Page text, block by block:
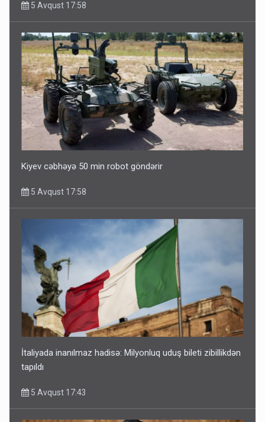
5 Avqust 17:58
Kiyev cəbhəyə 50 min robot göndərir
5 Avqust 17:58
İtaliyada inanılmaz hadisə: Milyonluq uduş bileti zibillikdən
tapıldı
5 Avqust 17:43